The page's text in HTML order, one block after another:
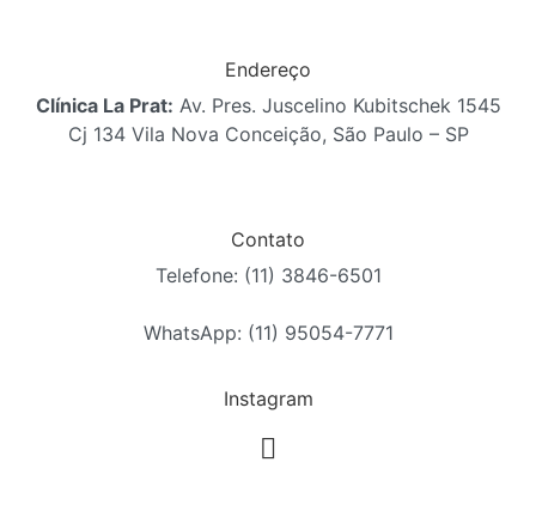
Endereço
Clínica La Prat: Av. Pres. Juscelino Kubitschek 1545
Cj 134 Vila Nova Conceição, São Paulo – SP
Contato
Telefone: (11) 3846-6501
WhatsApp: (11) 95054-7771
Instagram